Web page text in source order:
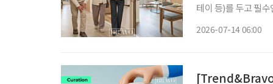
테이 등)를 두고 필
2026-07-14 06:00
[Trend&Bravo]